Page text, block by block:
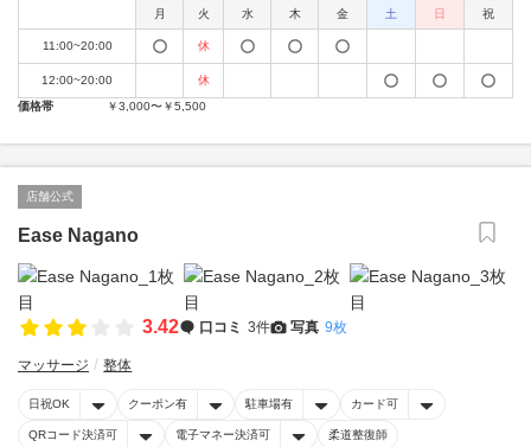
月
火 水 木 金 土 日 祝
11:00~20:00 休
12:00~20:00
休
価格帯
￥3,000〜￥5,500
店舗公式
Ease Nagano
3.42 口コミ 3件 写真 9枚
マッサージ 整体
日祝OK クーポン有 駐車場有 カード可
QRコード決済可 電子マネー決済可 柔道整復師